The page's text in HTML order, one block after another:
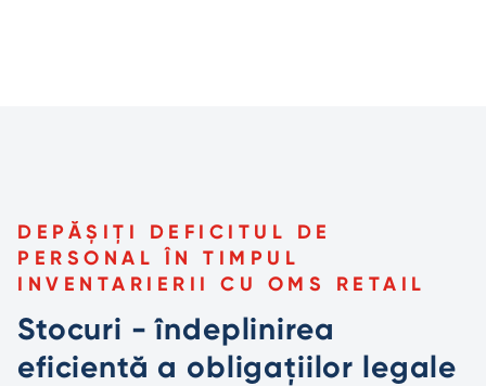
DEPĂȘIȚI DEFICITUL DE
PERSONAL ÎN TIMPUL
INVENTARIERII CU OMS RETAIL
Stocuri - îndeplinirea
eficientă a obligațiilor legale